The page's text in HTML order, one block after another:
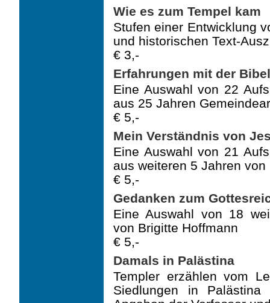
Wie es zum Tempel kam
Stufen einer Entwicklung
und historischen Text-
€ 3,-
Erfahrungen mit der Bibel
Eine Auswahl von 22
aus 25 Jahren
€ 5,-
Mein Verständnis von
Eine Auswahl von 21
aus weiteren 5 Jahren
€ 5,-
Gedanken zum
Eine Auswahl von 18
von Brigitte Hoffmann
€ 5,-
Damals in Palästina
Templer erzählen vom
Siedlungen in